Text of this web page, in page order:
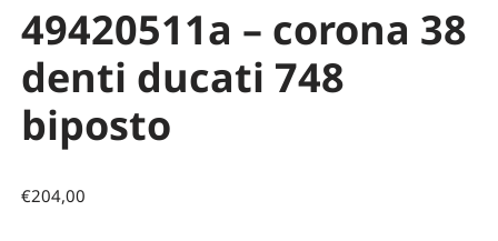
49420511a – corona 38
denti ducati 748
biposto
€204,00